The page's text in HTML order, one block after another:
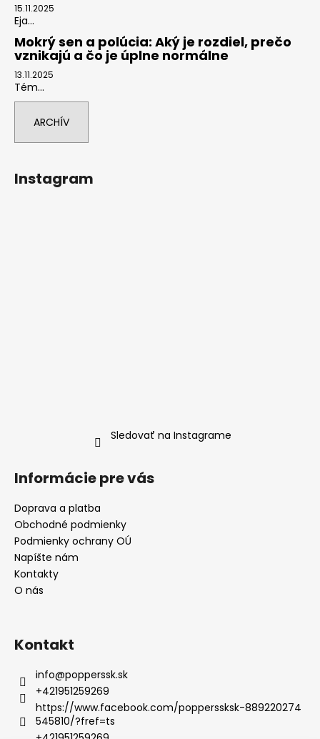
15.11.2025
Eja...
Mokrý sen a polúcia: Aký je rozdiel, prečo
vznikajú a čo je úplne normálne
13.11.2025
Tém...
ARCHÍV
Instagram
Sledovať na Instagrame
Informácie pre vás
Doprava a platba
Obchodné podmienky
Podmienky ochrany OÚ
Napíšte nám
Kontakty
O nás
Kontakt
info@popperssk.sk
+421951259269
https://www.facebook.com/popperssksk-889220274
545810/?fref=ts